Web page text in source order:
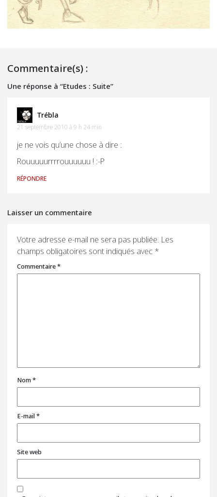
Commentaire(s) :
Une réponse à “Etudes : Suite”
Trébla
21 septembre 2010 à 9 h 24 min
je ne vois qu’une chose à dire :
Rouuuuurrrrouuuuuu ! :-P
RÉPONDRE
Laisser un commentaire
Votre adresse e-mail ne sera pas publiée. Les
champs obligatoires sont indiqués avec *
Commentaire*
Nom*
E-mail*
Site web